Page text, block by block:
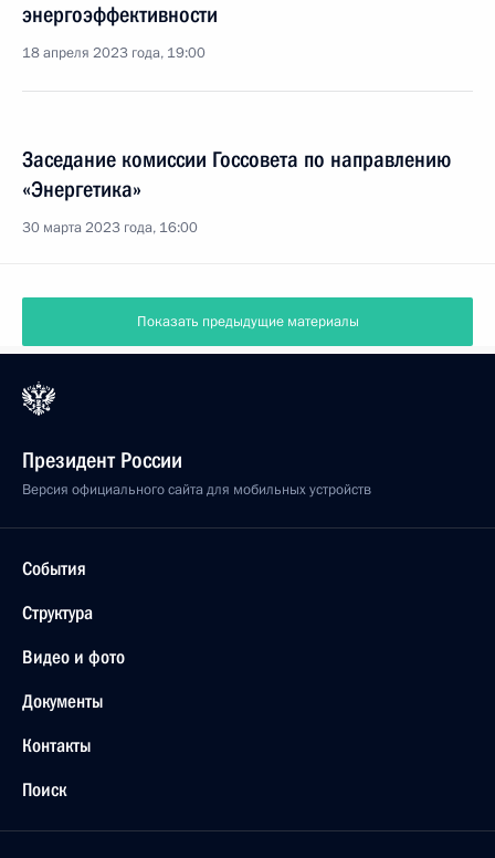
энергоэффективности
18 апреля 2023 года, 19:00
Заседание комиссии Госсовета по направлению
«Энергетика»
30 марта 2023 года, 16:00
Показать предыдущие материалы
Президент России
Версия официального сайта для мобильных устройств
События
Структура
Видео и фото
Документы
Контакты
Поиск